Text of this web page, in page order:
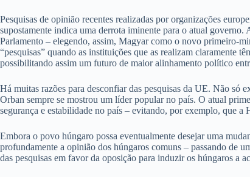
Pesquisas de opinião recentes realizadas por organizações
supostamente indica uma derrota iminente para o atual
Parlamento – elegendo, assim, Magyar como o novo primeiro-
“pesquisas” quando as instituições que as realizam claramente
possibilitando assim um futuro de maior alinhamento político
Há muitas razões para desconfiar das pesquisas da UE. Não
Orban sempre se mostrou um líder popular no país. O atual
segurança e estabilidade no país – evitando, por exemplo, que
Embora o povo húngaro possa eventualmente desejar uma
profundamente a opinião dos húngaros comuns – passando de
das pesquisas em favor da oposição para induzir os húngaros a